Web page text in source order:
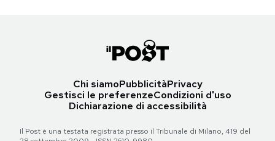
Chi siamoPubblicitàPrivacy
Gestisci le preferenzeCondizioni d'uso
Dichiarazione di accessibilità
Il Post è una testata registrata presso il Tribunale di Milano, 419 del